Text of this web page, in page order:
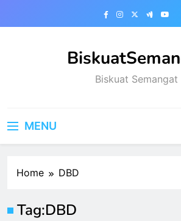
Biskuat Semangat
MENU
Home DBD
Tag:DBD